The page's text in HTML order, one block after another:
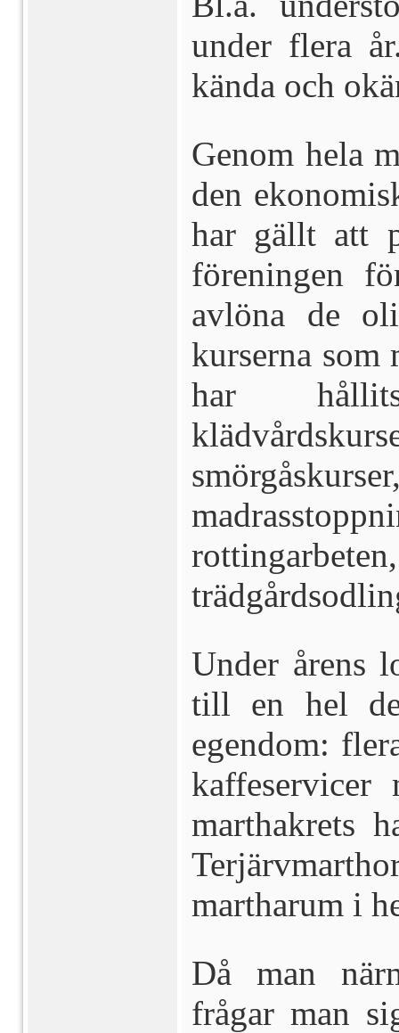
under flera
kända och
Genom hela
den
har gällt att
föreningen
avlöna de
kurserna som
har
Under årens
till en hel
egendom:
kaffeservicer
marthakrets
martharum i
Då man
frågar man